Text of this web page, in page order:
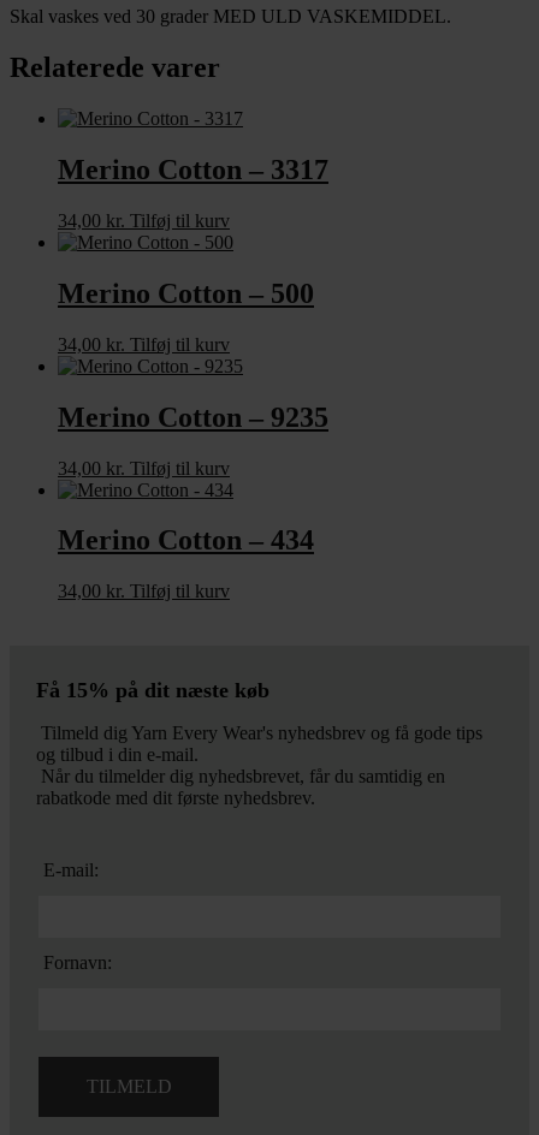
Skal vaskes ved 30 grader MED ULD VASKEMIDDEL.
Relaterede varer
Merino Cotton – 3317
34,00 kr. Tilføj til kurv
Merino Cotton – 500
34,00 kr. Tilføj til kurv
Merino Cotton – 9235
34,00 kr. Tilføj til kurv
Merino Cotton – 434
34,00 kr. Tilføj til kurv
Få 15% på dit næste køb
Tilmeld dig Yarn Every Wear's nyhedsbrev og få gode tips
og tilbud i din e-mail.
Når du tilmelder dig nyhedsbrevet, får du samtidig en
rabatkode med dit første nyhedsbrev.
E-mail:
Fornavn: